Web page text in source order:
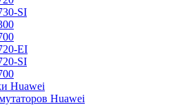
SI
EI
SI
Huawei
Huawei